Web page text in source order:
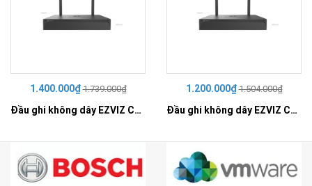
1.400.000₫1.739.000₫
Đầu ghi không dây EZVIZ CS-X5S-R100-8W
1.200.000₫1.504.000₫
Đầu ghi không dây EZVIZ CS-X5S-R100-4W